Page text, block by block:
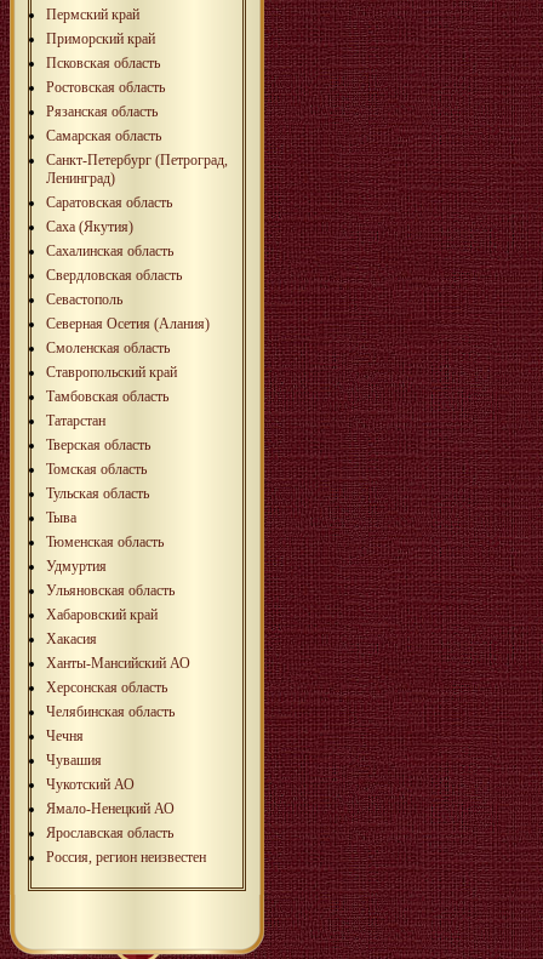
Пермский край
Приморский край
Псковская область
Ростовская область
Рязанская область
Самарская область
Санкт-Петербург (Петроград,
Ленинград)
Саратовская область
Саха (Якутия)
Сахалинская область
Свердловская область
Севастополь
Северная Осетия (Алания)
Смоленская область
Ставропольский край
Тамбовская область
Татарстан
Тверская область
Томская область
Тульская область
Тыва
Тюменская область
Удмуртия
Ульяновская область
Хабаровский край
Хакасия
Ханты-Мансийский АО
Херсонская область
Челябинская область
Чечня
Чувашия
Чукотский АО
Ямало-Ненецкий АО
Ярославская область
Россия, регион неизвестен